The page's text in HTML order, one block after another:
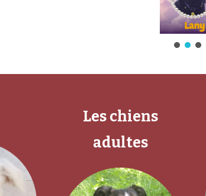
Les chiens
adultes